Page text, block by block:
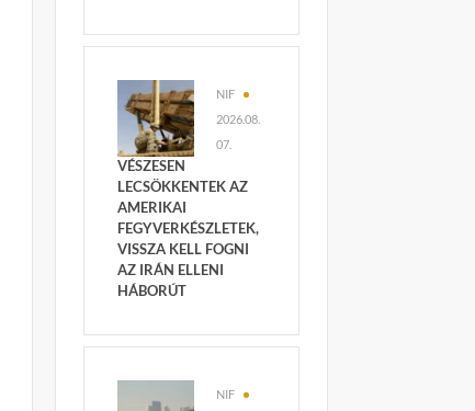
NIF
2026.08.
07.
VÉSZESEN
LECSÖKKENTEK AZ
AMERIKAI
FEGYVERKÉSZLETEK,
VISSZA KELL FOGNI
AZ IRÁN ELLENI
HÁBORÚT
NIF